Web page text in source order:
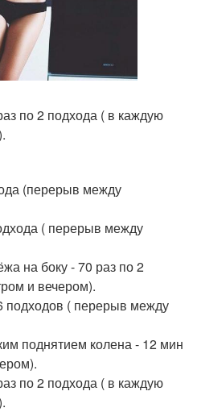
по 2 подхода ( в каждую
(перерыв между
( перерыв между
на боку - 70 раз по 2
и вечером).
подходов ( перерыв между
поднятием колена - 12 мин
по 2 подхода ( в каждую